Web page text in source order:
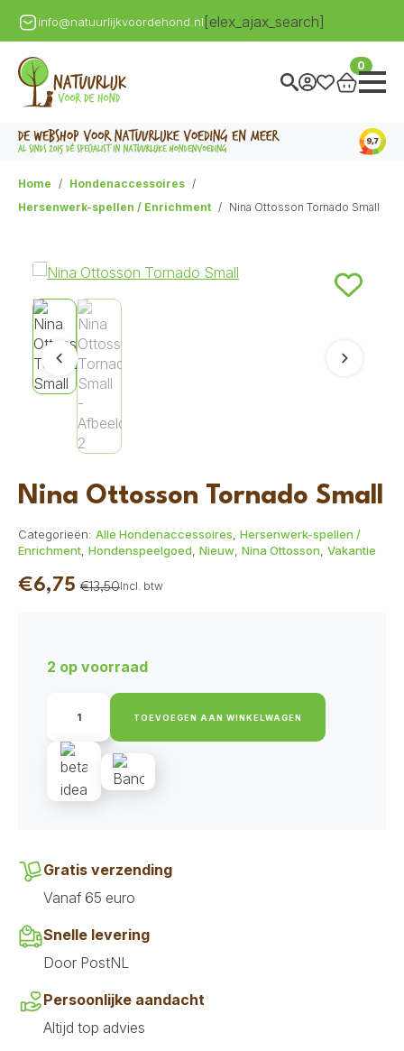
info@natuurlijkvoordehond.nl [elex_ajax_search]
0
Home
Hondenaccessoires
Hersenwerk-spellen / Enrichment
Nina Ottosson Tornado Small
Vorige Volgende
Nina Ottosson Tornado Small
Categorieën: Alle Hondenaccessoires, Hersenwerk-spellen /
Enrichment, Hondenspeelgoed, Nieuw, Nina Ottosson, Vakantie
€13,50
Oorspronkelijke
€13,50.
€6,75
Huidige
€6,75.
Incl. btw
2 op voorraad
Ottosson
Small
aantal
TOEVOEGEN AAN WINKELWAGEN
Gratis verzending
Vanaf 65 euro
Snelle levering
Door PostNL
Persoonlijke aandacht
Altijd top advies